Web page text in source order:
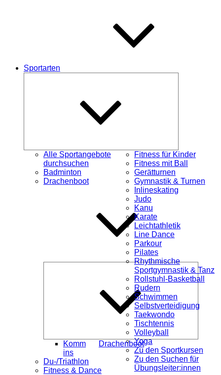
Sportarten
Alle Sportangebote
durchsuchen
Badminton
Drachenboot
öffnen
Komm
ins
Drachenboot
Du-/Triathlon
Fitness & Dance
Fitness für Kinder
Fitness mit Ball
Gerätturnen
Gymnastik & Turnen
Inlineskating
Judo
Kanu
Karate
Leichtathletik
Line Dance
Parkour
Pilates
Rhythmische
Sportgymnastik & Tanz
Rollstuhl-Basketball
Rudern
Schwimmen
Selbstverteidigung
Taekwondo
Tischtennis
Volleyball
Yoga
Zu den Sportkursen
Zu den Suchen für
Übungsleiter:innen